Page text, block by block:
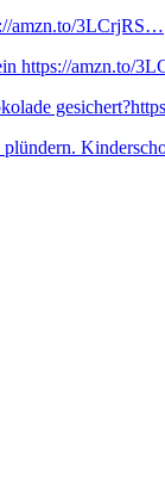
amzn.to/3LCrjRS…
https://amzn.to/
plündern.